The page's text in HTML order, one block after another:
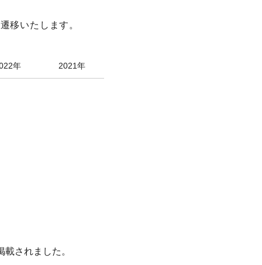
移いたします。
年 2021年
されました。